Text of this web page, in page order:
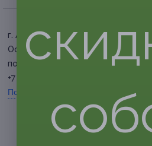
г. Астрахань, ул. Николая
Островского, д. 120
по записи
+7 (988) 075-10-76
Показать номер телефона